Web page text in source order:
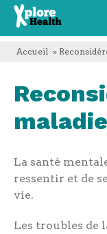
Xplore
Health
Accueil »
La santé
ressentir et de
vie.
Les troubles de